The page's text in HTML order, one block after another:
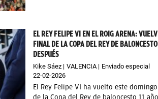
EL REY FELIPE VI EN EL ROIG ARENA:
FINAL DE LA COPA DEL REY DE
DESPUÉS
Kike Sáez VALENCIA
Enviado especial
22-02-2026
El Rey Felipe VI ha vuelto este
de la Copa del Rey de baloncesto 11